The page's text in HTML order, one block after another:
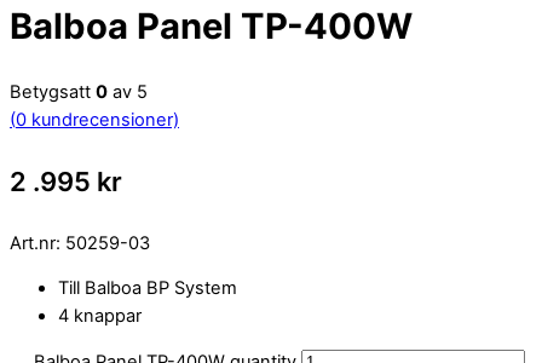
Balboa Panel TP-400W
Betygsatt 0 av 5
(0 kundrecensioner)
2 .995 kr
Art.nr: 50259-03
Till Balboa BP System
4 knappar